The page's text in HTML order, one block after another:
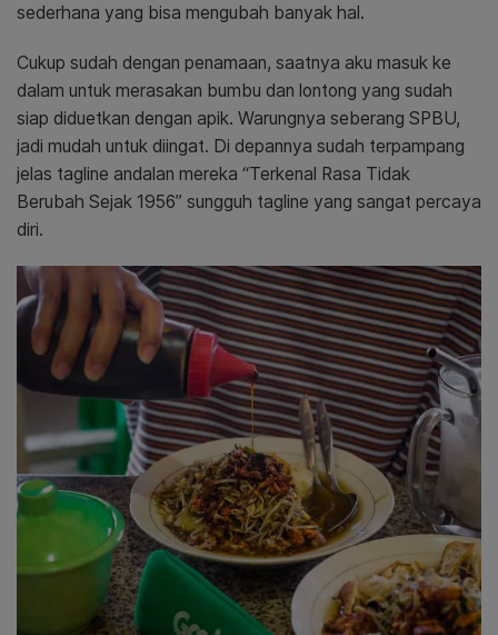
sederhana yang bisa mengubah banyak hal.
Cukup sudah dengan penamaan, saatnya aku masuk ke
dalam untuk merasakan bumbu dan lontong yang sudah
siap diduetkan dengan apik. Warungnya seberang SPBU,
jadi mudah untuk diingat. Di depannya sudah terpampang
jelas tagline andalan mereka “Terkenal Rasa Tidak
Berubah Sejak 1956” sungguh tagline yang sangat percaya
diri.